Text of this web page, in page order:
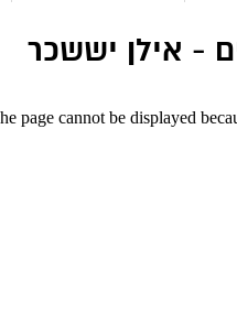
- אילן יששכר